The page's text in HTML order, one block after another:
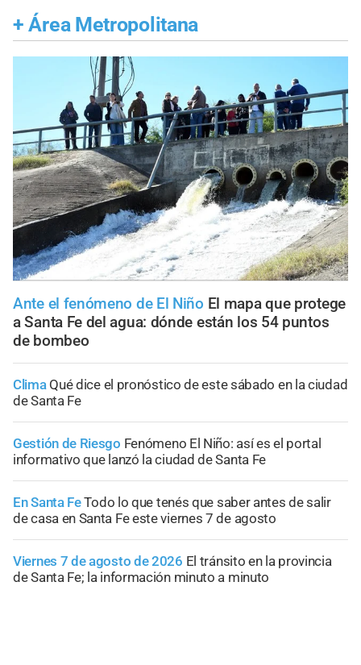
+ Área Metropolitana
Ante el fenómeno de El Niño El mapa que protege
a Santa Fe del agua: dónde están los 54 puntos
de bombeo
Clima Qué dice el pronóstico de este sábado en la ciudad
de Santa Fe
Gestión de Riesgo Fenómeno El Niño: así es el portal
informativo que lanzó la ciudad de Santa Fe
En Santa FeTodo lo que tenés que saber antes de salir
de casa en Santa Fe este viernes 7 de agosto
Viernes 7 de agosto de 2026 El tránsito en la provincia
de Santa Fe; la información minuto a minuto